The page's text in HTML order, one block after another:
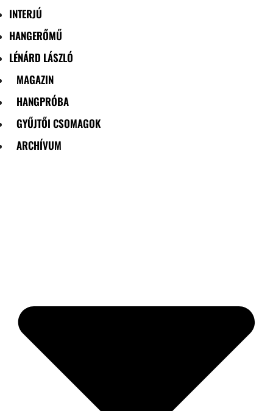
INTERJÚ
HANGERŐMŰ
LÉNÁRD LÁSZLÓ
MAGAZIN
HANGPRÓBA
GYŰJTŐI CSOMAGOK
ARCHÍVUM